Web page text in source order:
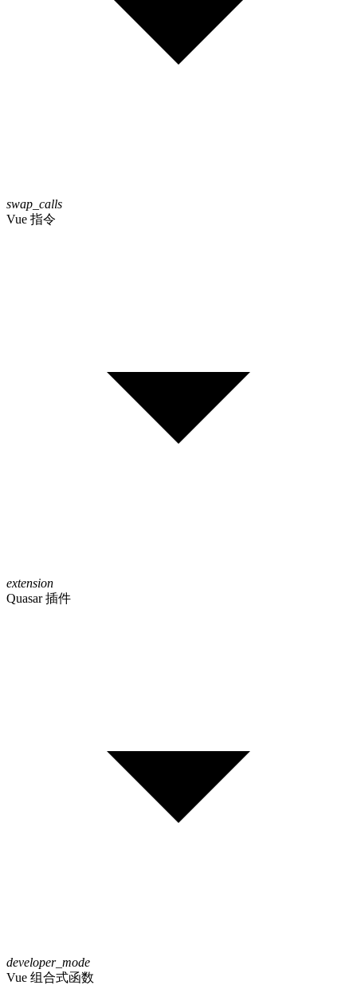
swap_calls
Vue 指令
extension
Quasar 插件
developer_mode
Vue 组合式函数